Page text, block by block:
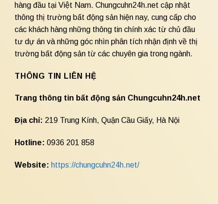
hàng đầu tại Việt Nam. Chungcuhn24h.net cập nhật
thông thị trường bất động sản hiện nay, cung cấp cho
các khách hàng những thông tin chính xác từ chủ đầu
tư dự án và những góc nhìn phân tích nhận định về thị
trường bất động sản từ các chuyên gia trong ngành.
THÔNG TIN LIÊN HỆ
Trang thông tin bất động sản Chungcuhn24h.net
Địa chỉ: 219 Trung Kính, Quận Cầu Giấy, Hà Nội
Hotline: 0936 201 858
Website: https://chungcuhn24h.net/